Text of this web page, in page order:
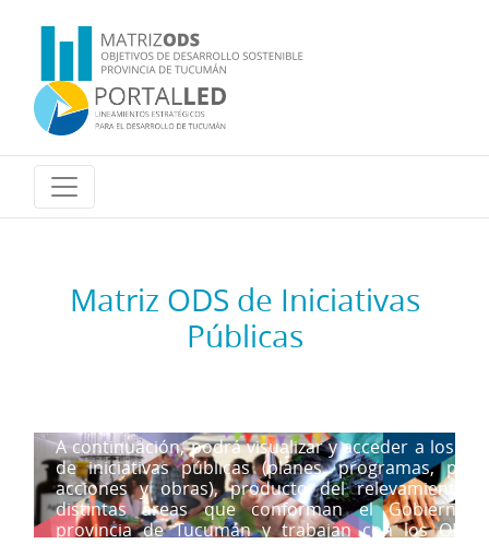
Matriz ODS de Iniciativas
Públicas
A continuación, podrá visualizar y acceder a los
de iniciativas públicas (planes, programas,
acciones y obras), producto del relevamiento
distintas áreas que conforman el Gobierno
provincia de Tucumán y trabajan con los ODS